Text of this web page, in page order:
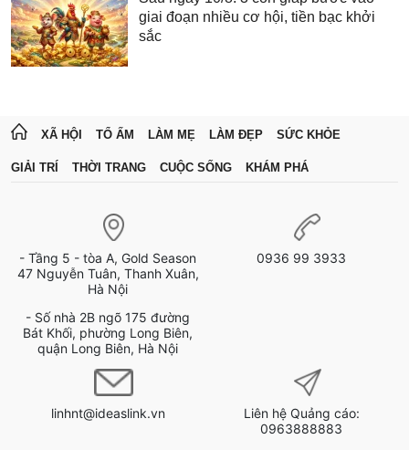
giai đoạn nhiều cơ hội, tiền bạc khởi
sắc
XÃ HỘI TỔ ẤM LÀM MẸ LÀM ĐẸP SỨC KHỎE
GIẢI TRÍ THỜI TRANG CUỘC SỐNG KHÁM PHÁ
- Tầng 5 - tòa A, Gold Season
47 Nguyễn Tuân, Thanh Xuân,
Hà Nội
- Số nhà 2B ngõ 175 đường
Bát Khối, phường Long Biên,
quận Long Biên, Hà Nội
0936 99 3933
linhnt@ideaslink.vn
Liên hệ Quảng cáo:
0963888883